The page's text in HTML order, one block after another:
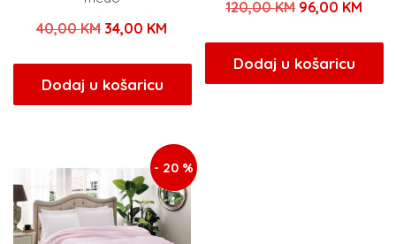
40,00KM Izvorna
bila
je:
34,00 KM
34,00 KM.
Dodaj u košaricu
120,00KM Izvorna
bila
je:
96,00 KM
Dodaj u košaricu
- 20 %